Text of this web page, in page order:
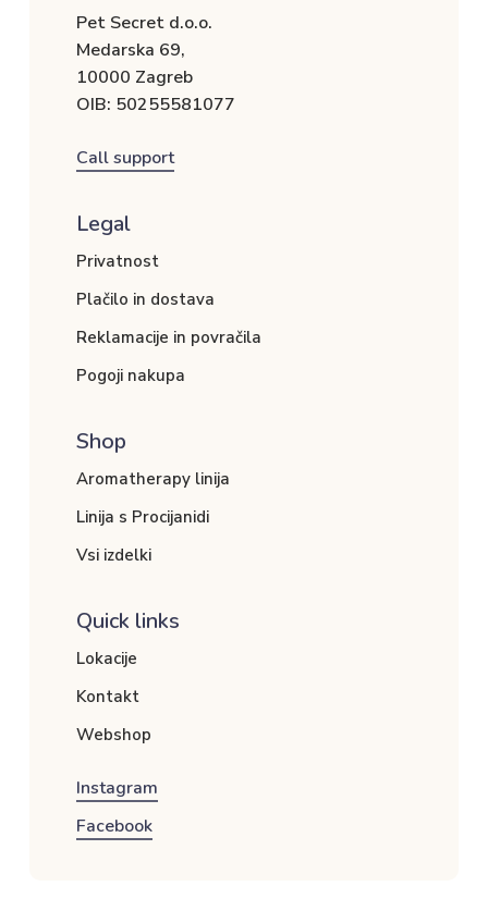
Pet Secret d.o.o.
Medarska 69,
10000 Zagreb
OIB: 50255581077
Call support
Legal
Privatnost
Plačilo in dostava
Reklamacije in povračila
Pogoji nakupa
Shop
Aromatherapy linija
Linija s Procijanidi
Vsi izdelki
Quick links
Lokacije
Kontakt
Webshop
Instagram
Facebook